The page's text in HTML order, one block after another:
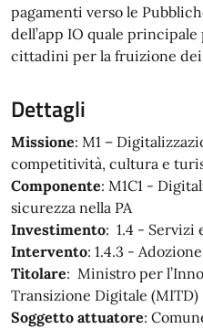
pagamenti verso le
dell’app IO quale
cittadini per la fruizione
Dettagli
Missione: M1 –
competitività, cultura e
Componente: M1C1 -
sicurezza nella PA
Investimento: 1.4 - Servizi
Intervento: 1.4.3 -
Titolare: Ministro per
Transizione Digitale (MITD)
Soggetto attuatore: